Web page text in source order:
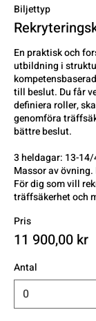
Biljettyp
En praktisk och
utbildning i
till beslut. Du får
definiera roller,
genomföra
bättre beslut.
3 heldagar: 13-14/
Massor av
För dig som vill
träffsäkerhet och
Pris
11 900,00 kr
Antal